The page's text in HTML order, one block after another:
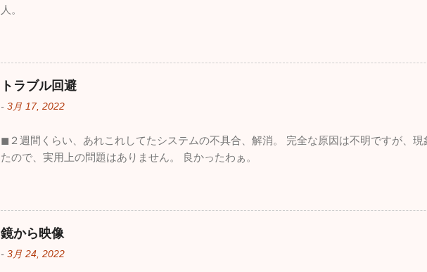
人。
トラブル回避
- 3月 17, 2022
◼︎２週間くらい、あれこれしてたシステムの不具合、解消。 完全な原因は不明ですが、
たので、実用上の問題はありません。 良かったわぁ。
鏡から映像
- 3月 24, 2022